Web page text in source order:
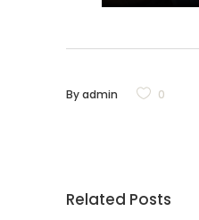
Byadmin 0
Related Posts